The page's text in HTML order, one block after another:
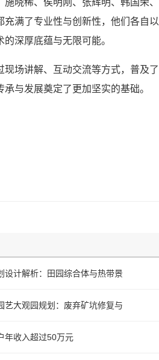
施晓稀、侯明刚、张辉明、韩国荣
充满了专业性与创新性，他们各自
深厚底蕴与无限可能。
现场讲解、互动交流等方式，普及
与发展奠定了更加坚实的基础。
设计解析：田园综合体与热带景
艺大观园规划：废弃矿坑修复与
年收入超过50万元